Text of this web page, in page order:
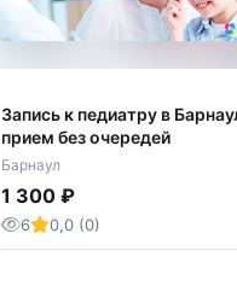
Запись к педиатру в
прием без очередей
Барнаул
1 300 ₽
6 0,0 (0)